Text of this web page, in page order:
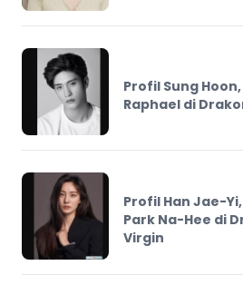
Profil Sung
Raphael di
Profil Han Jae-
Park Na-Hee di
Virgin